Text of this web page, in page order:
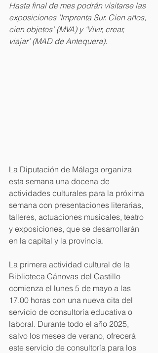
Hasta final de mes podrán visitarse las
exposiciones 'Imprenta Sur. Cien años,
cien objetos' (MVA) y 'Vivir, crear,
viajar' (MAD de Antequera).
La Diputación de Málaga organiza
esta semana una docena de
actividades culturales para la próxima
semana con presentaciones literarias,
talleres, actuaciones musicales, teatro
y exposiciones, que se desarrollarán
en la capital y la provincia.
La primera actividad cultural de la
Biblioteca Cánovas del Castillo
comienza el lunes 5 de mayo a las
17.00 horas con una nueva cita del
servicio de consultoría educativa o
laboral. Durante todo el año 2025,
salvo los meses de verano, ofrecerá
este servicio de consultoría para los